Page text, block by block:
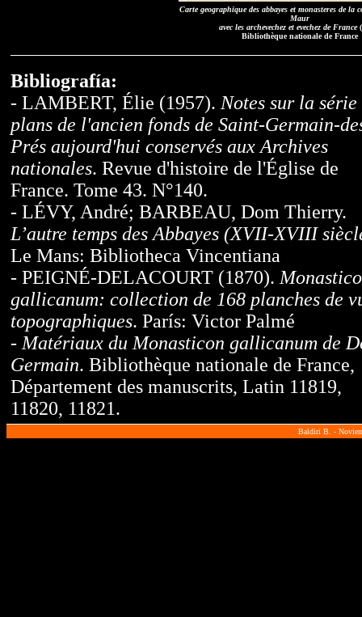
Carte geographique des abbayes et monasteres de la
Maur
avec les archevechez et evechez de France
Bibliothèque nationale de France
Bibliografía:
- LAMBERT, Élie (1957). Notes sur la série
plans de l'ancien fonds de Saint-Germain-
Prés aujourd'hui conservés aux Archives
nationales. Revue d'histoire de l'Église de
France. Tome 43. N°140.
- LÉVY, André; BARBEAU, Dom Thierry.
L’autre temps des Abbayes (XVII-XVIII
Le Mans: Bibliotheca Vincentiana
- PEIGNÉ-DELACOURT (1870).
gallicanum: collection de 168 planches de
topographiques. París: Victor Palmé
- Matériaux du Monasticon gallicanum de
Germain. Bibliothèque nationale de France,
Département des manuscrits, Latin 11819,
11820, 11821.
Baldiri B. -